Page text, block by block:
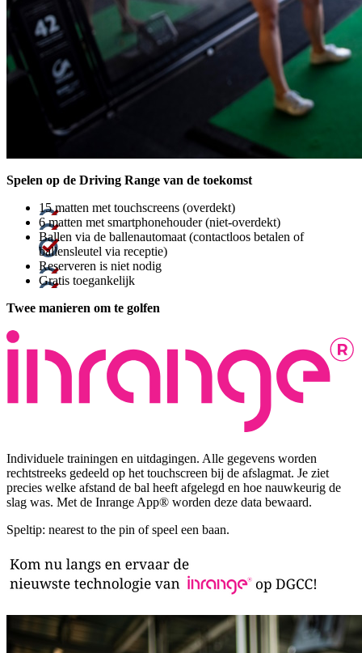
Spelen op de Driving Range van de toekomst
15 matten met touchscreens (overdekt)
6 matten met smartphonehouder (niet-overdekt)
Ballen via de ballenautomaat (contactloos betalen of
ballensleutel via receptie)
Reserveren is niet nodig
Gratis toegankelijk
Twee manieren om te golfen
Individuele trainingen en uitdagingen. Alle gegevens worden
rechtstreeks gedeeld op het touchscreen bij de afslagmat. Je ziet
precies welke afstand de bal heeft afgelegd en hoe nauwkeurig de
slag was. Met de Inrange App® worden deze data bewaard.
Speltip: nearest to the pin of speel een baan.